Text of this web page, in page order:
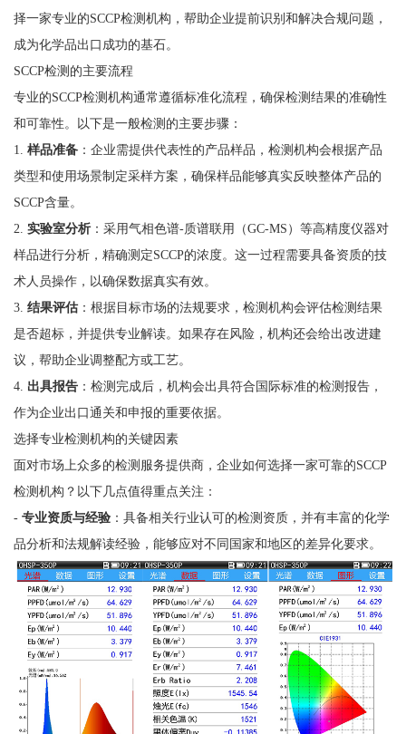
择一家专业的SCCP检测机构，帮助企业提前识别和解决合规问题，
成为化学品出口成功的基石。
SCCP检测的主要流程
专业的SCCP检测机构通常遵循标准化流程，确保检测结果的准确性
和可靠性。以下是一般检测的主要步骤：
1. 样品准备：企业需提供代表性的产品样品，检测机构会根据产品
类型和使用场景制定采样方案，确保样品能够真实反映整体产品的
SCCP含量。
2. 实验室分析：采用气相色谱-质谱联用（GC-MS）等高精度仪器对
样品进行分析，精确测定SCCP的浓度。这一过程需要具备资质的技
术人员操作，以确保数据真实有效。
3. 结果评估：根据目标市场的法规要求，检测机构会评估检测结果
是否超标，并提供专业解读。如果存在风险，机构还会给出改进建
议，帮助企业调整配方或工艺。
4. 出具报告：检测完成后，机构会出具符合国际标准的检测报告，
作为企业出口通关和申报的重要依据。
选择专业检测机构的关键因素
面对市场上众多的检测服务提供商，企业如何选择一家可靠的SCCP
检测机构？以下几点值得重点关注：
- 专业资质与经验：具备相关行业认可的检测资质，并有丰富的化学
品分析和法规解读经验，能够应对不同国家和地区的差异化要求。